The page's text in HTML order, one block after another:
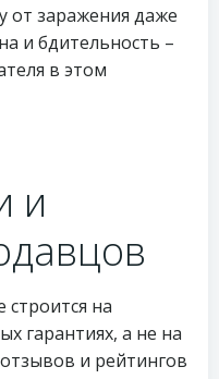
от заражения даже
и бдительность –
в этом
и
на
гарантиях, а не на
и рейтингов